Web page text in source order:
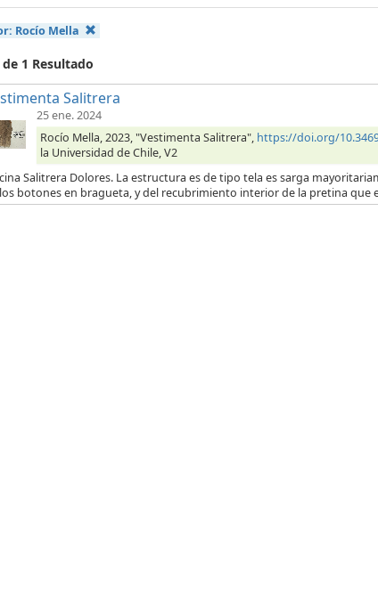
Rocío Mella
de 1 Resultado
Salitrera
25 ene. 2024
Rocío Mella, 2023, "Vestimenta Salitrera", https://doi.org/
la Universidad de Chile, V2
Salitrera Dolores. La estructura es de tipo tela es sarga
botones en bragueta, y del recubrimiento interior de la pretina que